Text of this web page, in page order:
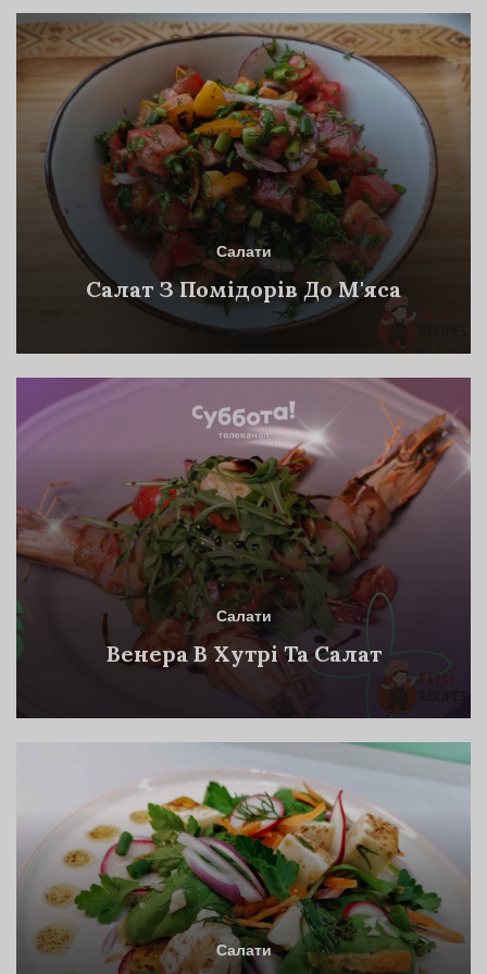
Салати
Салат З Помідорів До М'яса
Салати
Венера В Хутрі Та Салат
Салати